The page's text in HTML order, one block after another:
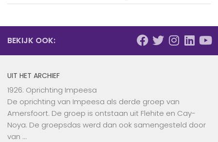
BEKIJK OOK:
UIT HET ARCHIEF
1926: Oprichting Impeesa
De oprichting van Impeesa als derde groep van
Amersfoort. De groep is ontstaan uit Flehite en Cay-
Noya. De groepsdas werd dan ook samengesteld door
van …